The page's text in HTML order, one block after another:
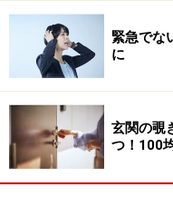
とは言えない理由で万
商品の背景を知
親子でしっかり話し合い
緊急でな
に
玄関の覗
つ！100